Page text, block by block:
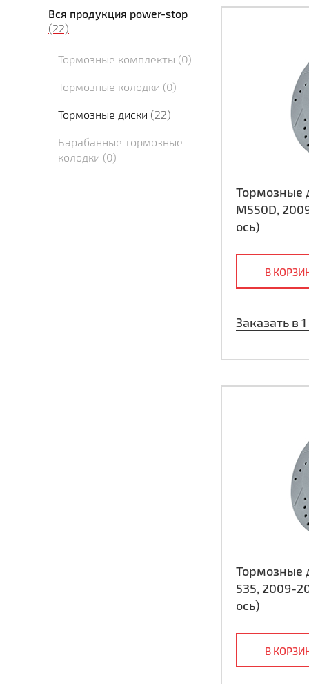
Вся продукция power-stop
(22)
Тормозные комплекты (0)
Тормозные колодки (0)
Тормозные диски (22)
Барабанные тормозные
колодки (0)
Тормозные
M550D,
ось)
В
Заказать в
Тормозные
535, 2009-
ось)
В